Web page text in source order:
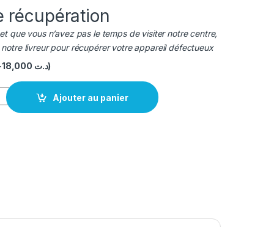
récupération
que vous n’avez pas le temps de visiter notre centre,
livreur pour récupérer votre appareil défectueux
د.ت)
Pixel 3A
Ajouter au panier